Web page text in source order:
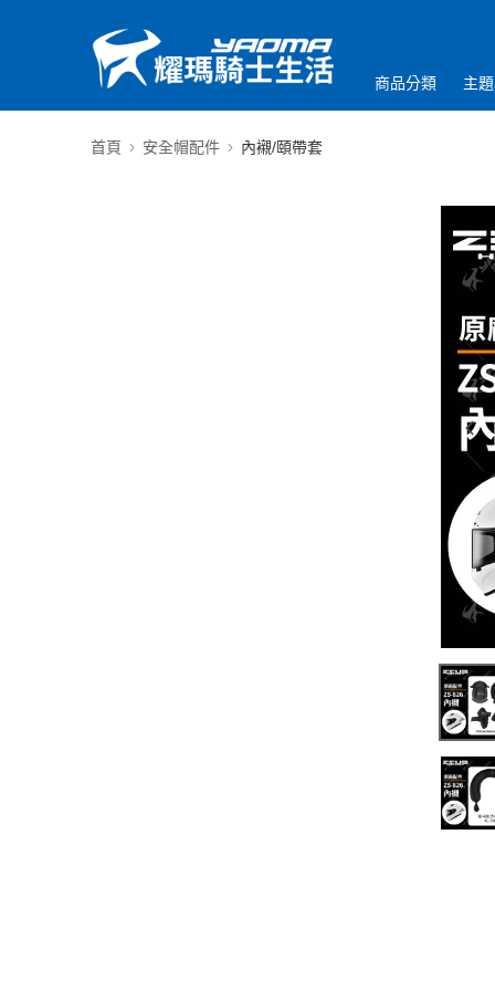
商品分類 主
首頁 安全帽配件 內襯/頤帶套